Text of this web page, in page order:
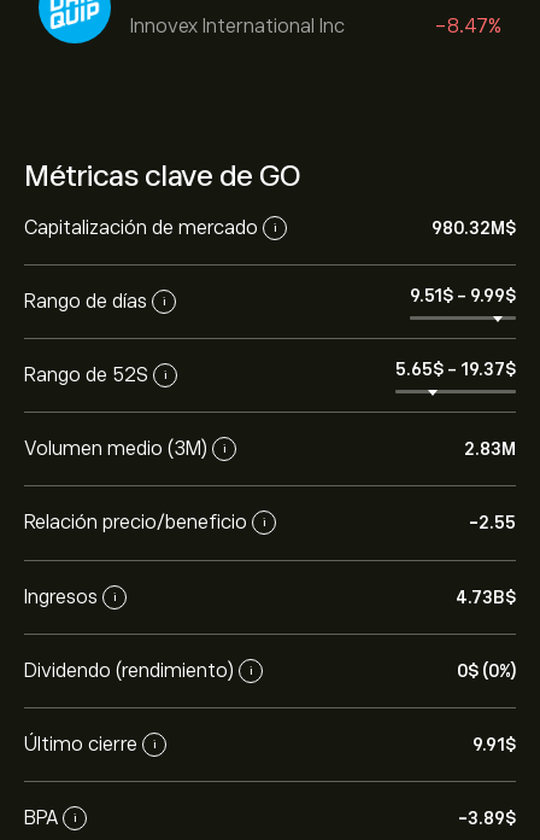
Innovex International Inc
-8.47%
Métricas clave de GO
Capitalización de mercado i 980.32M‎$‎
Rango de días i 9.51‎$‎ - 9.99‎$‎
Rango de 52S i 5.65‎$‎ - 19.37‎$‎
Volumen medio (3M) i 2.83M
Relación precio/beneficio i -2.55
Ingresos i 4.73B‎$‎
Dividendo (rendimiento) i 0‎$‎ (0%)
Último cierre i 9.91‎$‎
BPA i -3.89‎$‎